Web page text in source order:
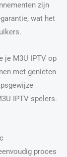
zijn
wat het
je M3U IPTV op
met genieten
IPTV spelers.
proces